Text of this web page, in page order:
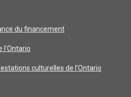
du financement
l'Ontario
culturelles de l’Ontario